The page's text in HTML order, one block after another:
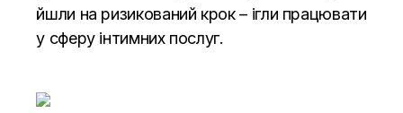
йшли на ризикований крок – ігли працювати
у сферу інтимних послуг.